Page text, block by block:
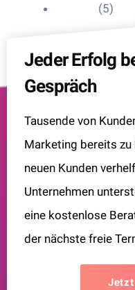
(5)
Jeder Erfolg
Gespräch
Tausende von
Marketing bereits zu
neuen Kunden
Unternehmen
eine kostenlose
der nächste freie